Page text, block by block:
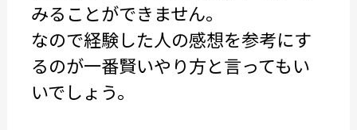
みることができません。
なので経験した人の感想を参考にす
るのが一番賢いやり方と言ってもい
いでしょう。